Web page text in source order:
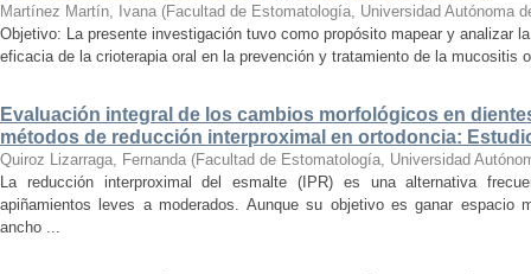
Martínez Martín, Ivana (Facultad de Estomatología, Universidad Autónoma
Objetivo: La presente investigación tuvo como propósito mapear y analizar
eficacia de la crioterapia oral en la prevención y tratamiento de la mucositis
Evaluación integral de los cambios morfológicos en
métodos de reducción interproximal en ortodoncia:
Quiroz Lizarraga, Fernanda (Facultad de Estomatología, Universidad
La reducción interproximal del esmalte (IPR) es una alternativa
apiñamientos leves a moderados. Aunque su objetivo es ganar espacio
ancho ...